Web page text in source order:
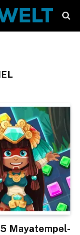
Mayatempel-